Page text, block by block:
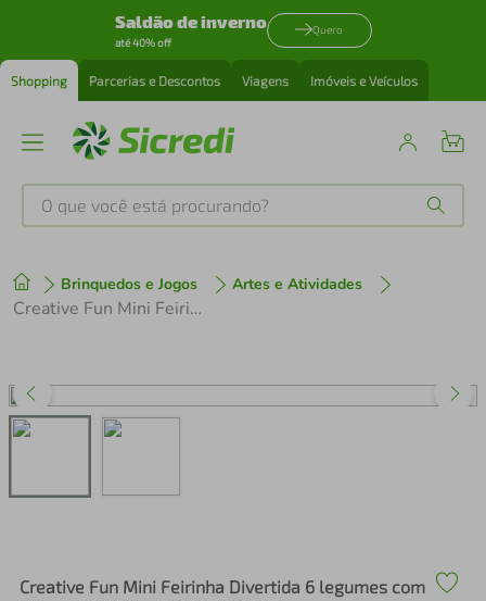
Saldão de inverno
até 40% off
Quero
Shopping Parcerias e Descontos Viagens Imóveis e Veículos
O que você está procurando?
Brinquedos e Jogos Artes e Atividades
Creative Fun Mini Feirinha Divertida 6 legumes com Velcro Multikids - BR1108 BR1108
Creative Fun Mini Feirinha Divertida 6 legumes com
1º tenis
perfume